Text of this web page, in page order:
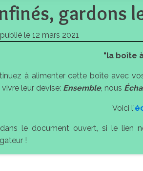
gardons
le 12 mars 2021
"la boîte
à alimenter cette boîte avec
leur devise: Ensemble, nous
Voici l'
dans le document ouvert, si le lien
!